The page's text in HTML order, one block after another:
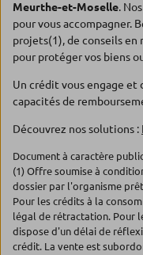
Meurthe-et-Moselle.
pour vous accompagner.
projets(1), de conseils en
pour protéger vos biens
Un crédit vous engage et
capacités de
Découvrez nos solutions :
Document à caractère
(1) Offre soumise à
dossier par l'organisme
Pour les crédits à la
légal de rétractation. Pour
dispose d'un délai de
crédit. La vente est